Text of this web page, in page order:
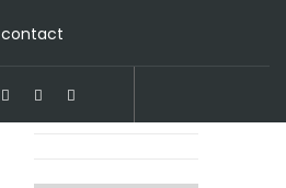
contact